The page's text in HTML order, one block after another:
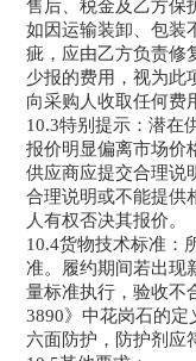
售后、税金及乙方保
如因运输装卸、包装
疵，应由乙方负责修
少报的费用，视为此
向采购人收取任何费
10.3特别提示：潜在
报价明显偏离市场价
供应商应提交合理说
合理说明或不能提供
人有权否决其报价。
10.4货物技术标准：
准。履约期间若出现
量标准执行，验收不
3890》中花岗石的
六面防护，防护剂应